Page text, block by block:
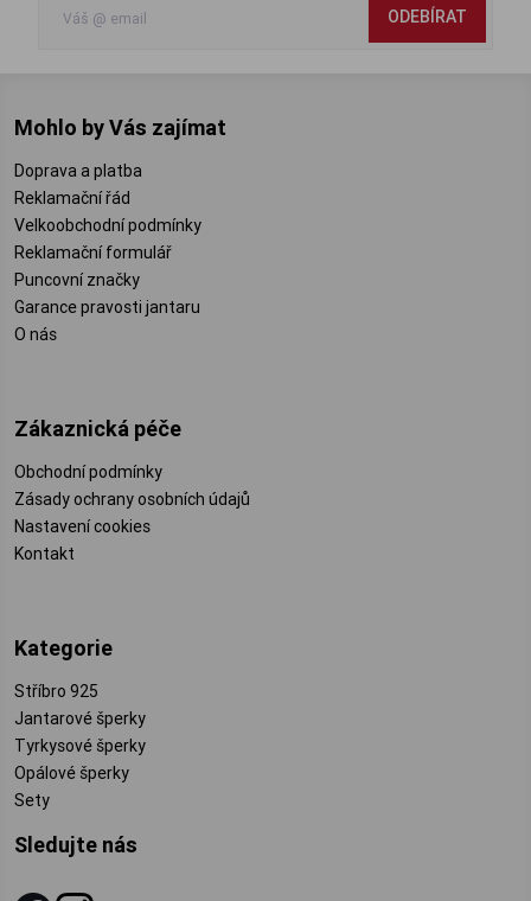
ODEBÍRAT
Mohlo by Vás zajímat
Doprava a platba
Reklamační řád
Velkoobchodní podmínky
Reklamační formulář
Puncovní značky
Garance pravosti jantaru
O nás
Zákaznická péče
Obchodní podmínky
Zásady ochrany osobních údajů
Nastavení cookies
Kontakt
Kategorie
Stříbro 925
Jantarové šperky
Tyrkysové šperky
Opálové šperky
Sety
Sledujte nás